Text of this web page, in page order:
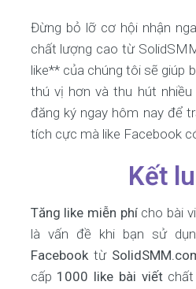
Đừng bỏ lỡ cơ hội nhận
chất lượng cao từ
like** của chúng tôi sẽ giúp
thú vị hơn và thu hút
đăng ký ngay hôm nay để
tích cực mà like Facebook
Kết
Tăng like miễn phícho bài
là vấn đề khi bạn sử
Facebooktừ
cấp 1000 like bài viếtchất